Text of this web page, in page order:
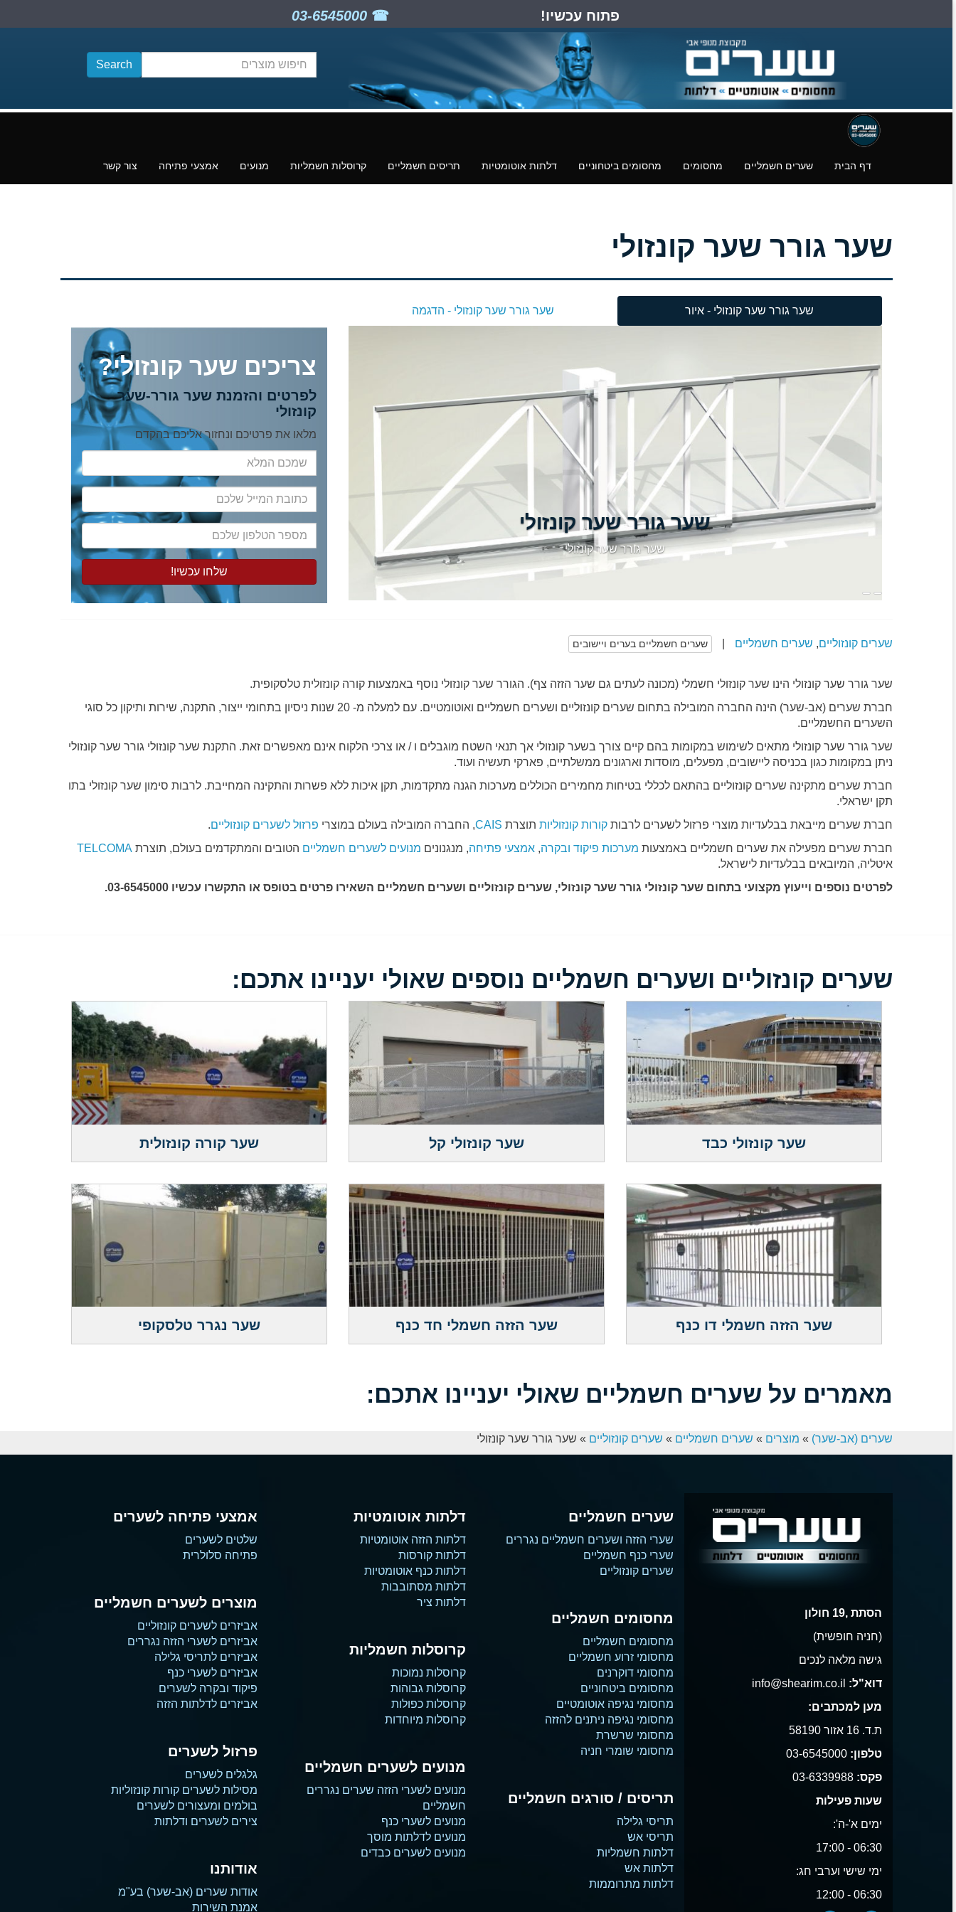
פתוח עכשיו!
חיפוש
תוכן
דף הבית שערים חשמליים מחסומים מחסומים ביטחוניים דלתות אוטומטיות תריסים חשמליים קרוסלות חשמליות מנועים אמצעי פתיחה צור קשר
שער גורר שער קונזולי
שער גורר שער קונזולי - איור שער גורר שער קונזולי - הדגמה
שער גורר שער קונזולי
שער גורר שער קונזולי
צריכים שער קונזולי?
לפרטים והזמנת שער גורר-שער
קונזולי
מלאו את פרטיכם ונחזור אליכם בהקדם
שמכם
המלא
כתובת
המייל
שלכם
מספר
הטלפון
שלכם
שערים קונזוליים, שערים חשמליים שערים חשמליים בערים ויישובים
שער גורר שער קונזולי הינו שער קונזולי חשמלי (מכונה לעתים גם שער הזזה צף). הגורר שער קונזולי נוסף באמצעות קורה קונזולית טלסקופית.
חברת שערים (אב-שער) הינה החברה המובילה בתחום שערים קונזוליים ושערים חשמליים ואוטומטיים. עם למעלה מ- 20 שנות ניסיון בתחומי ייצור, התקנה, שירות ותיקון כל סוגי
השערים החשמליים.
שער גורר שער קונזולי מתאים לשימוש במקומות בהם קיים צורך בשער קונזולי אך תנאי השטח מוגבלים ו / או צרכי הלקוח אינם מאפשרים זאת. התקנת שער קונזולי גורר שער קונזולי
ניתן במקומות כגון בכניסה ליישובים, מפעלים, מוסדות וארגונים ממשלתיים, פארקי תעשיה ועוד.
חברת שערים מתקינה שערים קונזוליים בהתאם לכללי בטיחות מחמירים הכוללים מערכות הגנה מתקדמות, תקן איכות ללא פשרות והתקינה המחייבת. לרבות סימון שער קונזולי בתו
תקן ישראלי.
חברת שערים מייבאת בבלעדיות מוצרי פרזול לשערים לרבותקורות קונזוליות תוצרת CAIS, החברה המובילה בעולם במוצרי פרזול לשערים קונזוליים.
חברת שערים מפעילה את שערים חשמליים באמצעות מערכות פיקוד ובקרה,אמצעי פתיחה, מנגנונים מנועים לשערים חשמליים הטובים והמתקדמים בעולם, תוצרת TELCOMA
איטליה, המיובאים בבלעדיות לישראל.
לפרטים נוספים וייעוץ מקצועי בתחום שער קונזולי גורר שער קונזולי, שערים קונזוליים ושערים חשמליים השאירו פרטים בטופס או התקשרו עכשיו 03-6545000.
שערים קונזוליים ושערים חשמליים נוספים שאולי יעניינו אתכם:
שער קונזולי כבד שער קונזולי קל שער קורה קונזולית
שער הזזה חשמלי דו כנף שער הזזה חשמלי חד כנף שער נגרר טלסקופי
מאמרים על שערים חשמליים שאולי יעניינו אתכם:
שערים (אב-שער) » מוצרים » שערים חשמליים » שערים קונזוליים » שער גורר שער קונזולי
הסתת ,19 חולון
(חניה חופשית)
גישה מלאה לנכים
דוא"ל:
מען למכתבים:
ת.ד. 16 אזור 58190
טלפון: 03-6545000
פקס: 03-6339988
שעות פעילות
ימים א'-ה':
06:30 - 17:00
ימי שישי וערבי חג:
06:30 - 12:00
שערים חשמליים
שערי הזזה ושערים חשמליים נגררים
שערי כנף חשמליים
שערים קונזוליים
מחסומים חשמליים
מחסומים חשמליים
מחסומי זרוע חשמליים
מחסומי דוקרנים
מחסומים ביטחוניים
מחסומי נגיפה אוטומטיים
מחסומי נגיפה ניתנים להזזה
מחסומי שרשרת
מחסומי שומרי חניה
תריסים / סורגים חשמליים
תריסי גלילה
תריסי אש
דלתות חשמליות
דלתות אש
דלתות מתרוממות
דלתות אוטומטיות
דלתות הזזה אוטומטיות
דלתות קורסות
דלתות כנף אוטומטיות
דלתות מסתובבות
דלתות ציר
קרוסלות חשמליות
קרוסלות נמוכות
קרוסלות גבוהות
קרוסלות כפולות
קרוסלות מיוחדות
מנועים לשערים חשמליים
מנועים לשערי הזזה שערים נגררים
חשמליים
מנועים לשערי כנף
מנועים לדלתות מוסך
מנועים לשערים כבדים
אמצעי פתיחה לשערים
שלטים לשערים
פתיחה סלולרית
מוצרים לשערים חשמליים
אביזרים לשערים קונזוליים
אביזרים לשערי הזזה נגררים
אביזרים לתריסי גלילה
אביזרים לשערי כנף
פיקוד ובקרה לשערים
אביזרים לדלתות הזזה
פרזול לשערים
גלגלים לשערים
מסילות לשערים קורות קונזוליות
בולמים ומעצורים לשערים
צירים לשערים ודלתות
אודותנו
אודות שערים (אב-שער) בע"מ
אמנת השירות